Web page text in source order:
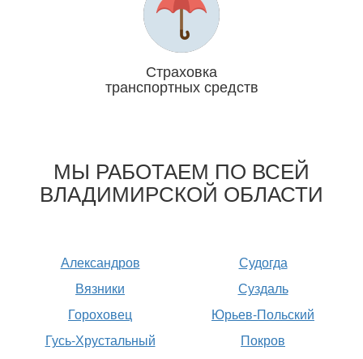
Страховка
транспортных средств
МЫ РАБОТАЕМ ПО ВСЕЙ
ВЛАДИМИРСКОЙ ОБЛАСТИ
Александров
Вязники
Гороховец
Гусь-Хрустальный
Судогда
Суздаль
Юрьев-Польский
Покров